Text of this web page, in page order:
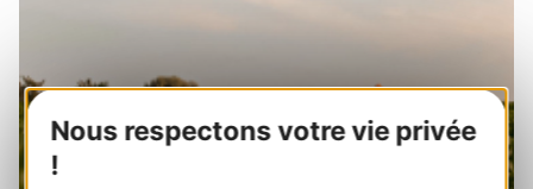
Nous respectons votre vie privée
!